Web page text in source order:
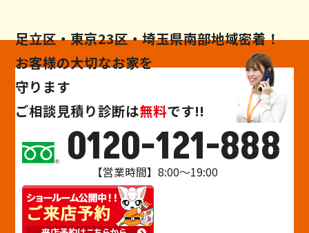
足立区・東京23区・埼玉県南部地域密着！
お客様の大切なお家を
守ります
ご相談見積り診断は無料です!!
0120-121-888
【営業時間】8:00～19:00